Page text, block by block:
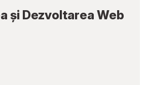
și Dezvoltarea Web